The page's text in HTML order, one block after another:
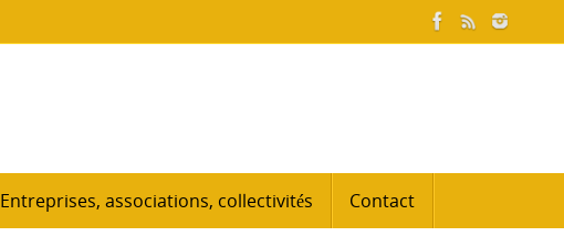
Entreprises, associations, collectivités Contact